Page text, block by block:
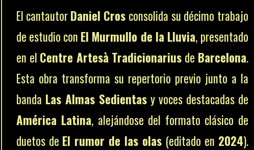
El cantautorDaniel Cros consolida su décimo trabajo
de estudio con El Murmullo de la Lluvia, presentado
en el Centre Artesà Tradicionarius de Barcelona.
Esta obra transforma su repertorio previo junto a la
banda Las Almas Sedientas y voces destacadas de
América Latina, alejándose del formato clásico de
duetos de El rumor de las olas (editado en 2024).